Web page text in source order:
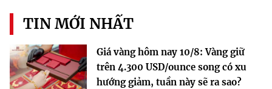
TIN MỚI NHẤT
Giá vàng hôm nay 10/8: Vàng giữ
trên 4.300 USD/ounce song có xu
hướng giảm, tuần này sẽ ra sao?